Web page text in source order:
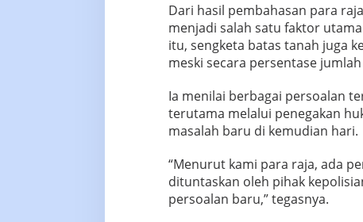
Dari hasil pembahasan para
menjadi salah satu faktor
itu, sengketa batas tanah juga
meski secara persentase
Ia menilai berbagai persoalan
terutama melalui penegakan
masalah baru di kemudian hari.
“Menurut kami para raja, ada
dituntaskan oleh pihak
persoalan baru,” tegasnya.